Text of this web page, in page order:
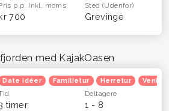
p.p. Inkl. moms
700
Sted(Udenfor)
Grevinge
med KajakOasen
Date idéer Familietur Herretur
timer
Deltagere
1 - 8